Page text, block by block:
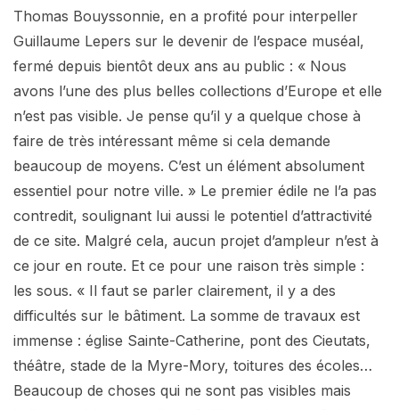
Thomas Bouyssonnie, en a profité pour interpeller
Guillaume Lepers sur le devenir de l’espace muséal,
fermé depuis bientôt deux ans au public : « Nous
avons l’une des plus belles collections d’Europe et elle
n’est pas visible. Je pense qu’il y a quelque chose à
faire de très intéressant même si cela demande
beaucoup de moyens. C’est un élément absolument
essentiel pour notre ville. » Le premier édile ne l’a pas
contredit, soulignant lui aussi le potentiel d’attractivité
de ce site. Malgré cela, aucun projet d’ampleur n’est à
ce jour en route. Et ce pour une raison très simple :
les sous. « Il faut se parler clairement, il y a des
difficultés sur le bâtiment. La somme de travaux est
immense : église Sainte-Catherine, pont des Cieutats,
théâtre, stade de la Myre-Mory, toitures des écoles…
Beaucoup de choses qui ne sont pas visibles mais